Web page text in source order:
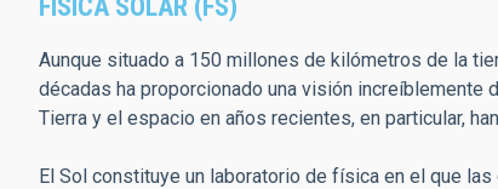
a
la
FÍSICA SOLAR (FS)
Aunque situado a 150 millones de kilómetros de la
décadas ha proporcionado una visión
Tierra y el espacio en años recientes, en particular,
El Sol constituye un laboratorio de física en el que